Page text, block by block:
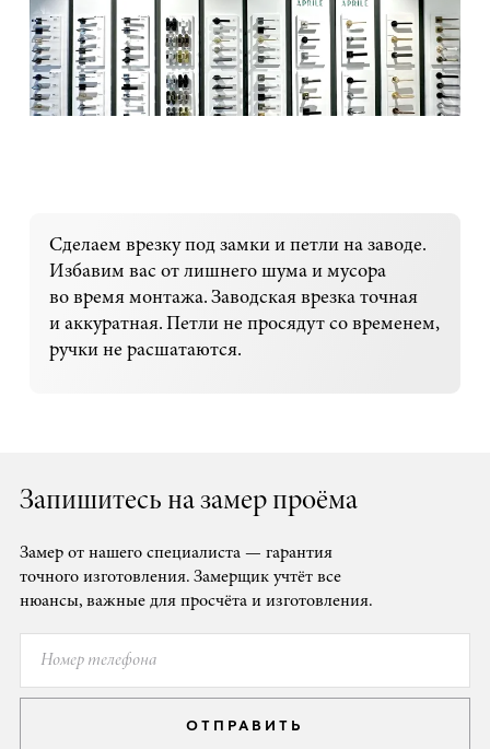
Сделаем врезку под замки и петли на заводе.
Избавим вас от лишнего шума и мусора
во время монтажа. Заводская врезка точная
и аккуратная. Петли не просядут со временем,
ручки не расшатаются.
Запишитесь на замер проёма
Замер от нашего специалиста — гарантия
точного изготовления. Замерщик учтёт все
нюансы, важные для просчёта и изготовления.
ОТПРАВИТЬ